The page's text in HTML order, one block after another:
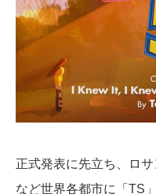
正式発表に先立ち、ロ
など世界各都市に「TS